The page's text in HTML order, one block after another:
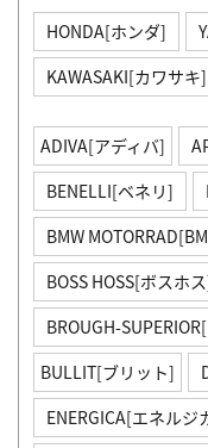
HONDA[ホンダ]
KAWASAKI[カワサキ]
ADIVA[アディバ]
BENELLI[ベネリ]
BMW
BOSS HOSS[ボスホ
BROUGH-
BULLIT[ブリット]
ENERGICA[エネルジ